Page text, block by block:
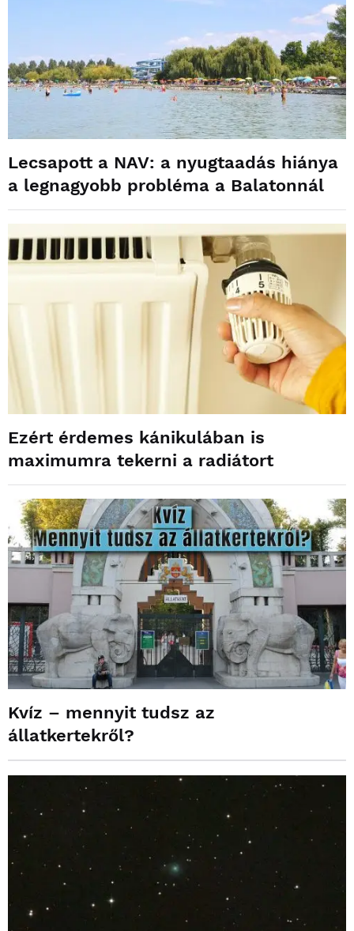
Lecsapott a NAV: a nyugtaadás hiánya
a legnagyobb probléma a Balatonnál
Ezért érdemes kánikulában is
maximumra tekerni a radiátort
Kvíz – mennyit tudsz az
állatkertekről?